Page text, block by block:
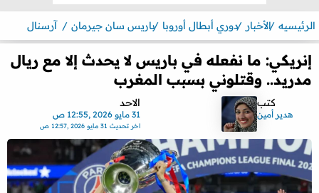
الرئيسيه الأخبار دوري أبطال أوروبا باريس سان جيرمان آرسنال
إنريكي: ما نفعله في باريس لا يحدث إلا مع ريال
مدريد.. وقتلوني بسبب المغرب
كتب
هدير أمين
الاحد
31 مايو 2026 ,12:55 ص
اخر تحديث 31 مايو 2026 ,12:57 ص